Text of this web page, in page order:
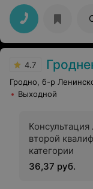
теплоту,
служебных
отношение к
благородный труд
удовлетворение.
долгих лет
благодарностью
4.7 Гродненская
Гродно, б-р
Выходной
второй
категории
36,37 руб.